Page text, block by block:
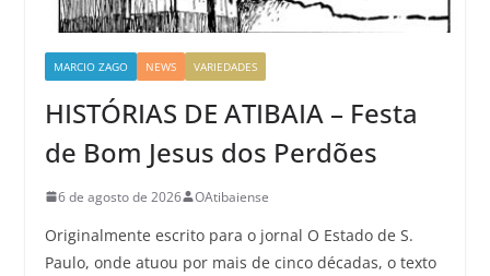
MARCIO ZAGO NEWS VARIEDADES
HISTÓRIAS DE ATIBAIA – Festa
de Bom Jesus dos Perdões
6 de agosto de 2026 OAtibaiense
Originalmente escrito para o jornal O Estado de S.
Paulo, onde atuou por mais de cinco décadas, o texto